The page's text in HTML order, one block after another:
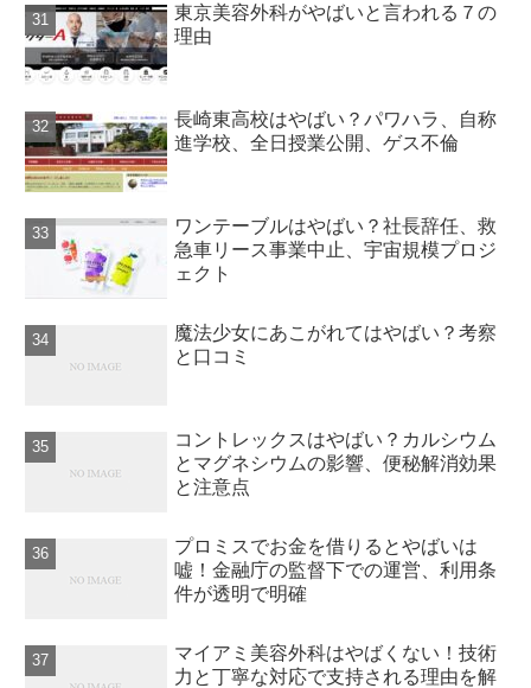
東京美容外科がやばいと言われる７の
理由
長崎東高校はやばい？パワハラ、自称
進学校、全日授業公開、ゲス不倫
ワンテーブルはやばい？社長辞任、救
急車リース事業中止、宇宙規模プロジ
ェクト
魔法少女にあこがれてはやばい？考察
と口コミ
コントレックスはやばい？カルシウム
とマグネシウムの影響、便秘解消効果
と注意点
プロミスでお金を借りるとやばいは
嘘！金融庁の監督下での運営、利用条
件が透明で明確
マイアミ美容外科はやばくない！技術
力と丁寧な対応で支持される理由を解